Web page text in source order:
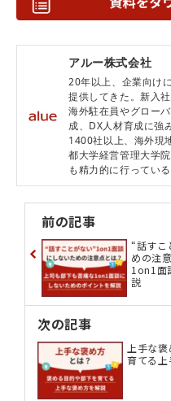
アルー株式会社
20年以上、企業向け
提供してきた。新入
海外駐在員やグロー
成、DX人材育成に強
1400社以上、海外現
都大学経営管理大学
も精力的に行っている
前の記事
“話すこ
めの注
1on1面
説
次の記事
上手な
育てる